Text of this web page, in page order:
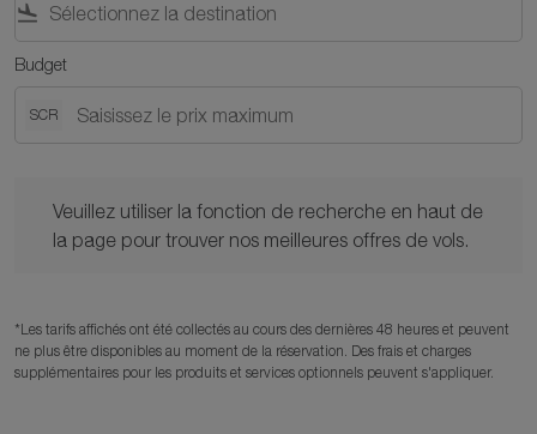
flight_land
Budget
SCR
Veuillez utiliser la fonction de recherche en haut de
la page pour trouver nos meilleures offres de vols.
*Les tarifs affichés ont été collectés au cours des dernières 48 heures et peuvent
ne plus être disponibles au moment de la réservation. Des frais et charges
supplémentaires pour les produits et services optionnels peuvent s'appliquer.